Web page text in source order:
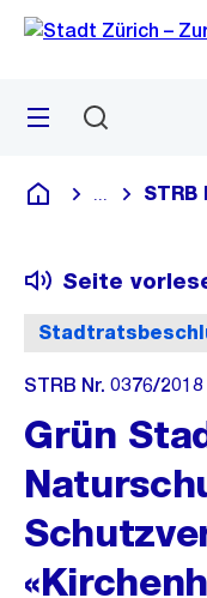
Navigation
Sprunglink
Menü
Deutsch
Blende alle
STRB
Seite
STRB Nr. 0376/2018
Grün